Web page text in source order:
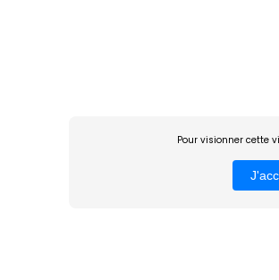
Pour visionner cette